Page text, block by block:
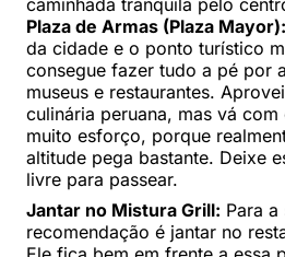
Plaza de Armas (Plaza Mayor):
da cidade e o ponto turístico
consegue fazer tudo a pé por
museus e restaurantes.
culinária peruana, mas vá
muito esforço, porque
altitude pega bastante. Deixe
livre para passear.
Jantar no Mistura Grill: Para
recomendação é jantar no